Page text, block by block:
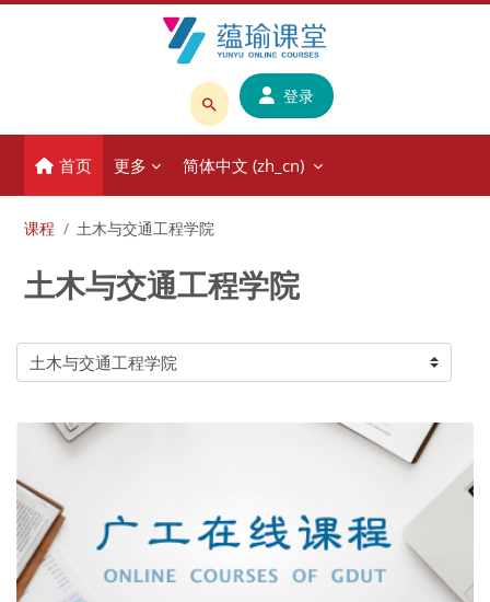
搜
课
程
或
师
登录
首页 更多 简体中文 ‎(zh_cn)‎
课程 土木与交通工程学院
土木与交通工程学院
课程类别